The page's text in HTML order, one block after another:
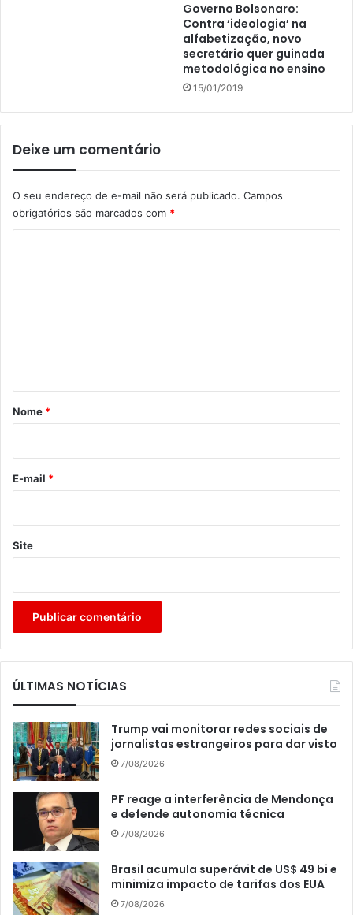
Governo Bolsonaro:
Contra ‘ideologia’ na
alfabetização, novo
secretário quer guinada
metodológica no ensino
15/01/2019
Deixe um comentário
O seu endereço de e-mail não será publicado. Campos
obrigatórios são marcados com *
r
*
Nome *
E-mail *
Site
ÚLTIMAS NOTÍCIAS
Trump vai monitorar redes sociais de
jornalistas estrangeiros para dar visto
7/08/2026
PF reage a interferência de Mendonça
e defende autonomia técnica
7/08/2026
Brasil acumula superávit de US$ 49 bi e
minimiza impacto de tarifas dos EUA
7/08/2026